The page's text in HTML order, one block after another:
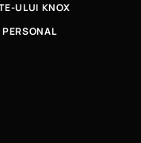
ULUI KNOX